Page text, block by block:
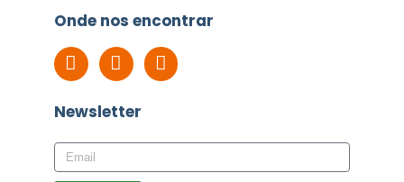
Onde nos encontrar
Newsletter